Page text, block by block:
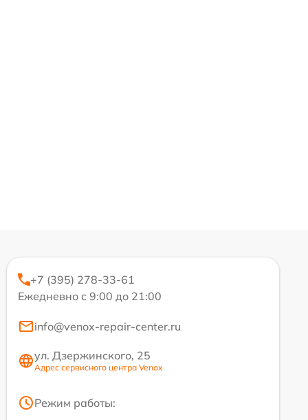
+7 (395) 278-33-61
Ежедневно с 9:00 до 21:00
info@venox-repair-center.ru
ул. Дзержинского, 25
Адрес сервисного центра Venox
Режим работы: